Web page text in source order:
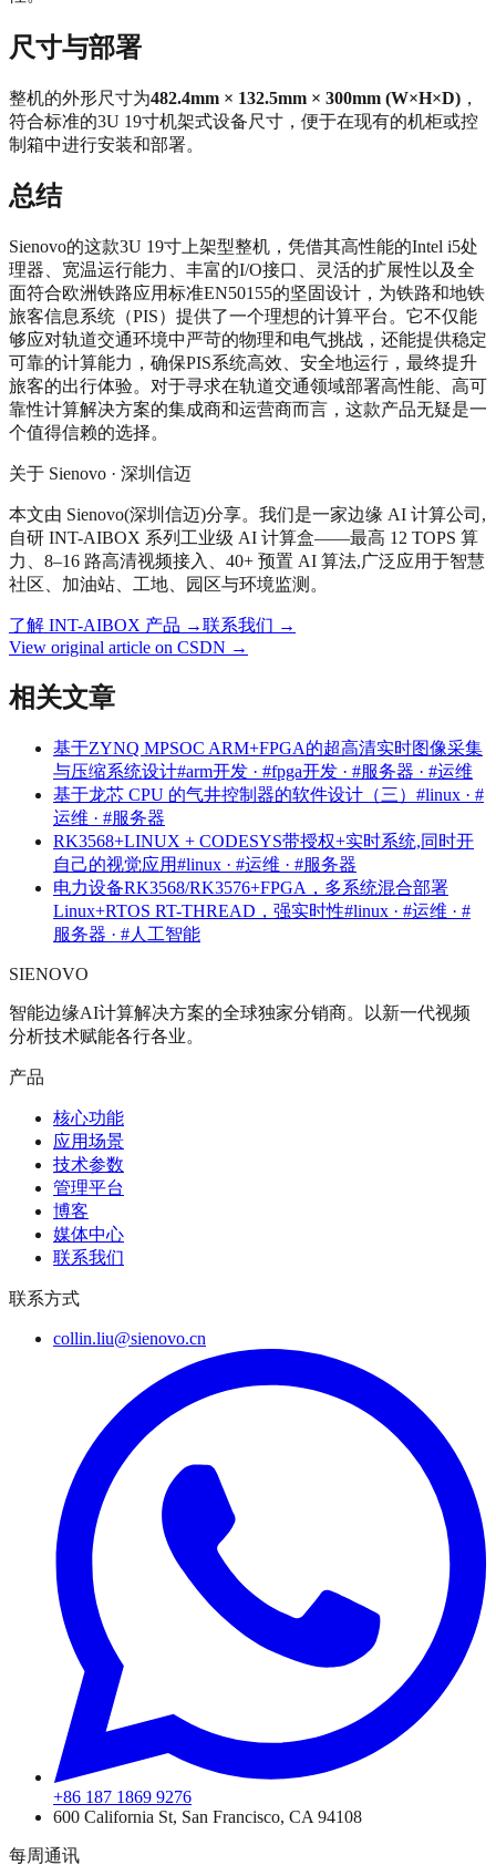
尺寸与部署
整机的外形尺寸为482.4mm × 132.5mm × 300mm (W×H×D) ，
符合标准的3U 19寸机架式设备尺寸，便于在现有的机柜或控
制箱中进行安装和部署。
总结
Sienovo的这款3U 19寸上架型整机，凭借其高性能的Intel i5处
理器、宽温运行能力、丰富的I/O接口、灵活的扩展性以及全
面符合欧洲铁路应用标准EN50155的坚固设计，为铁路和地铁
旅客信息系统（PIS）提供了一个理想的计算平台。它不仅能
够应对轨道交通环境中严苛的物理和电气挑战，还能提供稳定
可靠的计算能力，确保PIS系统高效、安全地运行，最终提升
旅客的出行体验。对于寻求在轨道交通领域部署高性能、高可
靠性计算解决方案的集成商和运营商而言，这款产品无疑是一
个值得信赖的选择。
关于 Sienovo · 深圳信迈
本文由 Sienovo(深圳信迈)分享。我们是一家边缘 AI 计算公司,
自研 INT-AIBOX 系列工业级 AI 计算盒——最高 12 TOPS 算
力、8–16 路高清视频接入、40+ 预置 AI 算法,广泛应用于智慧
社区、加油站、工地、园区与环境监测。
了解 INT-AIBOX 产品 →联系我们 →
View original article on CSDN →
相关文章
基于ZYNQ MPSOC ARM+FPGA的超高清实时图像采集
与压缩系统设计#arm开发 · #fpga开发 · #服务器 · #运维
基于龙芯 CPU 的气井控制器的软件设计（三） #linux · #
运维 · #服务器
RK3568+LINUX + CODESYS带授权+实时系统,同时开
自己的视觉应用#linux · #运维 · #服务器
电力设备RK3568/RK3576+FPGA，多系统混合部署
Linux+RTOS RT-THREAD，强实时性#linux · #运维 · #
服务器 · #人工智能
SIENOVO
智能边缘AI计算解决方案的全球独家分销商。以新一代视频
分析技术赋能各行各业。
产品
核心功能
应用场景
技术参数
管理平台
博客
媒体中心
联系我们
联系方式
collin.liu@sienovo.cn
+86 187 1869 9276
600 California St, San Francisco, CA 94108
每周通讯